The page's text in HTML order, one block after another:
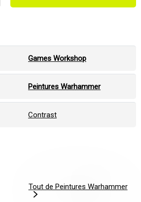
Games Workshop
Peintures Warhammer
Contrast
Tout de Peintures Warhammer